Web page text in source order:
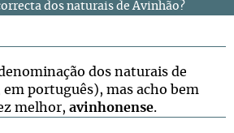
dos naturais de Avinhão?
dos naturais de
em português), mas acho bem
melhor, avinhonense.